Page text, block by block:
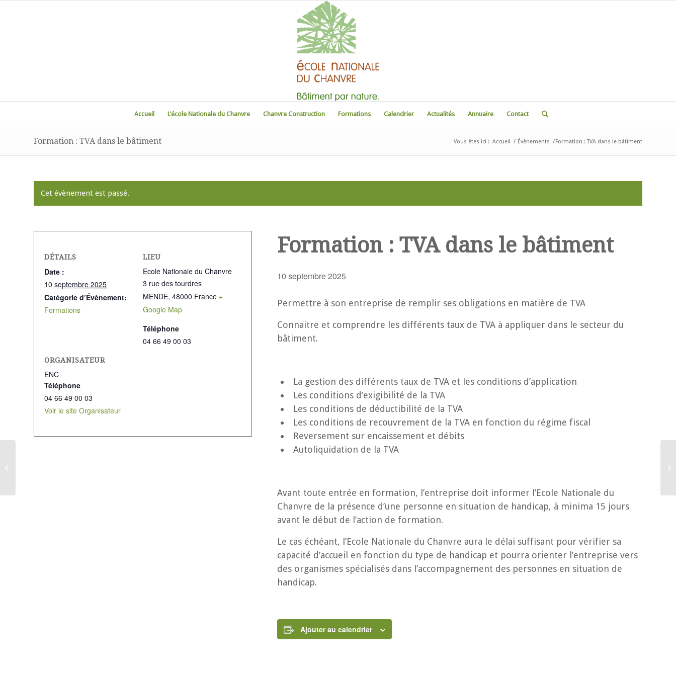
Accueil L’école Nationale du Chanvre Chanvre Construction Formations Calendrier Actualités Annuaire Contact
Formation : TVA dans le bâtiment Vous êtes ici : Accueil / Évènements /Formation : TVA dans le bâtiment
Cet évènement est passé.
Formation : TVA dans le bâtiment
10 septembre 2025
Permettre à son entreprise de remplir ses obligations en matière de TVA
Connaitre et comprendre les différents taux de TVA à appliquer dans le secteur du
bâtiment.
La gestion des différents taux de TVA et les conditions d’application
Les conditions d’exigibilité de la TVA
Les conditions de déductibilité de la TVA
Les conditions de recouvrement de la TVA en fonction du régime fiscal
Reversement sur encaissement et débits
Autoliquidation de la TVA
Avant toute entrée en formation, l’entreprise doit informer l’Ecole Nationale du
Chanvre de la présence d’une personne en situation de handicap, à minima 15 jours
avant le début de l’action de formation.
Le cas échéant, l’Ecole Nationale du Chanvre aura le délai suffisant pour vérifier sa
capacité d’accueil en fonction du type de handicap et pourra orienter l’entreprise vers
des organismes spécialisés dans l’accompagnement des personnes en situation de
handicap.
Ajouter au calendrier
DÉTAILS
Date :
10 septembre 2025
Catégorie d’Évènement:
Formations
LIEU
Ecole Nationale du Chanvre
3 rue des tourdres
MENDE, 48000 France +
Google Map
Téléphone
04 66 49 00 03
ORGANISATEUR
ENC
Téléphone
04 66 49 00 03
Voir le site Organisateur
«